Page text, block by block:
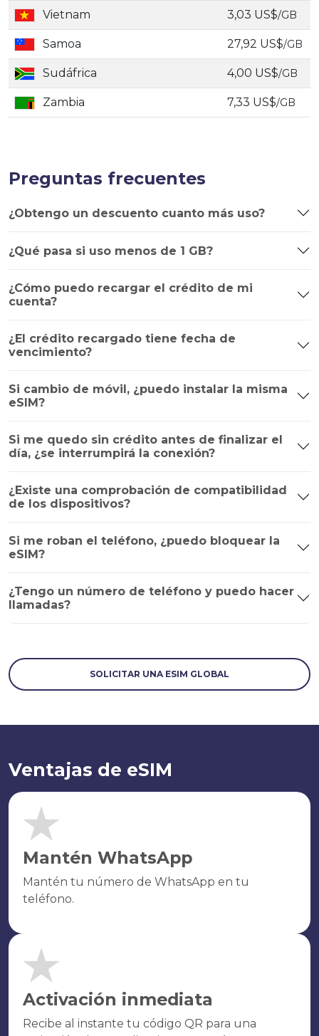
Vietnam 3,03 US$/GB
Samoa 27,92 US$/GB
Sudáfrica 4,00 US$/GB
Zambia 7,33 US$/GB
Preguntas frecuentes
¿Obtengo un descuento cuanto más uso?
¿Qué pasa si uso menos de 1 GB?
¿Cómo puedo recargar el crédito de mi
cuenta?
¿El crédito recargado tiene fecha de
vencimiento?
Si cambio de móvil, ¿puedo instalar la misma
eSIM?
Si me quedo sin crédito antes de finalizar el
día, ¿se interrumpirá la conexión?
¿Existe una comprobación de compatibilidad
de los dispositivos?
Si me roban el teléfono, ¿puedo bloquear la
eSIM?
¿Tengo un número de teléfono y puedo hacer
llamadas?
SOLICITAR UNA ESIM GLOBAL
Ventajas de eSIM
Mantén WhatsApp
Mantén tu número de WhatsApp en tu
teléfono.
Activación inmediata
Recibe al instante tu código QR para una